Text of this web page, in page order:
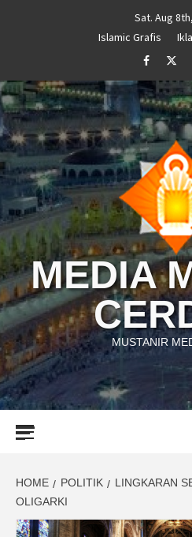
Sat. Aug
Islamic Grafis
Facebook
MEDIA
MUSTANIR
HOME POLITIK
LINGKARAN
OLIGARKI